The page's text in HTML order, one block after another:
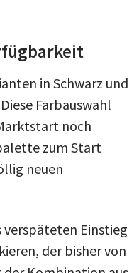
in Schwarz und
Farbauswahl
noch
zum Start
neuen
verspäteten Einstieg
der bisher von